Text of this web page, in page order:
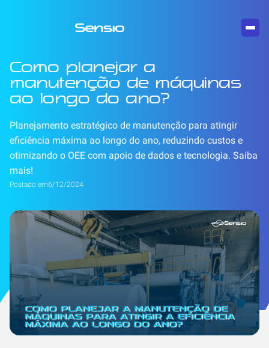
Como planejar a
manutenção de máquinas
ao longo do ano?
Planejamento estratégico de manutenção para atingir
eficiência máxima ao longo do ano, reduzindo custos e
otimizando o OEE com apoio de dados e tecnologia. Saiba
mais!
Postado em6/12/2024